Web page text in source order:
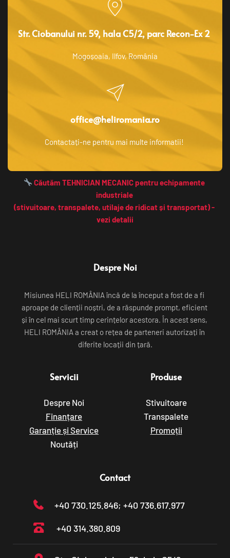
Str. Ciobanului nr. 59, hala C5/2, parc Recon-Ex 2
Mogoșoaia, Ilfov, România
office@heliromania.ro
Contactați-ne pentru mai multe informatii!
Căutăm TEHNICIAN MECANIC pentru echipamente
industriale
(stivuitoare, transpalete, utilaje de ridicat și transportat) -
vezi detalii
Despre Noi
Misiunea HELI ROMÂNIA încă de la început a fost de a fi
aproape de clienții noștri, de a răspunde prompt, eficient
și în cel mai scurt timp cerințelor acestora. În acest sens,
HELI ROMÂNIA a creat o rețea de parteneri autorizați în
diferite locații din țară.
Servicii
Despre Noi
Finanțare
Garanție și Service
Noutăți
Produse
Stivuitoare
Transpalete
Promoții
Contact
+40 730.125.846; +40 736.617.977
+40 314.380.809